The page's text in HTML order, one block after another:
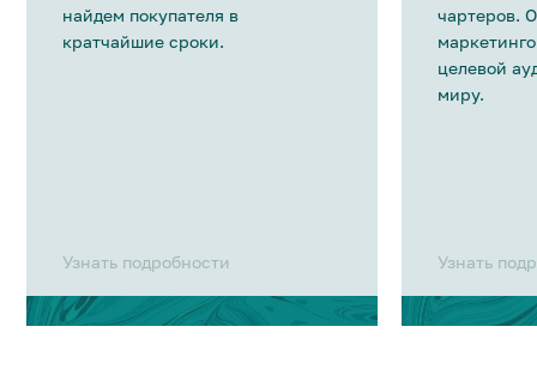
найдем покупателя в
кратчайшие сроки.
Узнать подробности
чартеров.
целевой
миру.
Узнать